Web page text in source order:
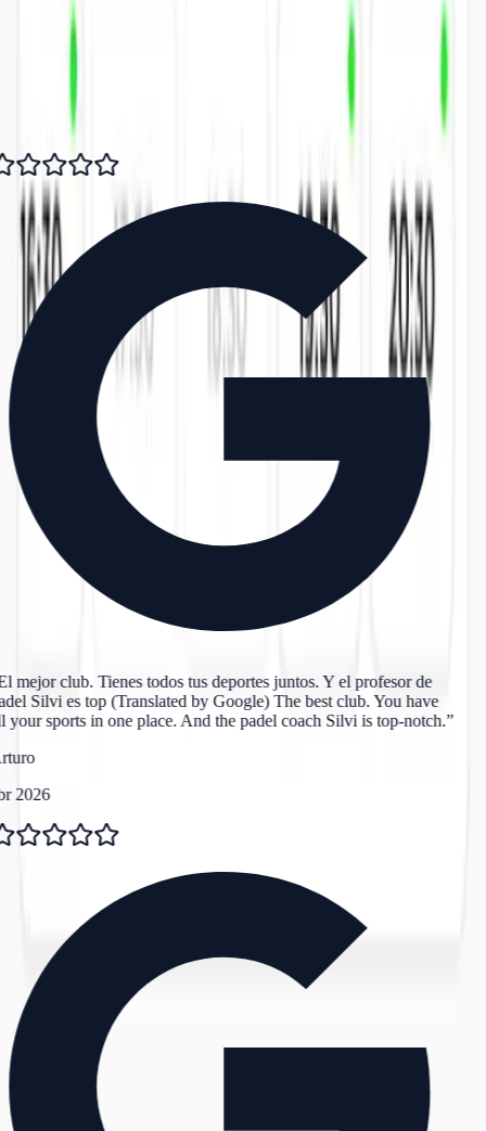
están muy bien cuidadas y las pistas están en buen estado, lo que
hace que se disfrute mucho jugar allí. Además, el ambiente suele ser
muy bueno y todo está bastante organizado.
mejor club. Tienes todos tus deportes juntos. Y el profesor de
Silvi es top (Translated by Google) The best club. You have
your sports in one place. And the padel coach Silvi is top-notch.”
2026